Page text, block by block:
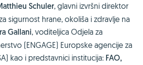
Schuler, glavni izvršni direktor
sigurnost hrane, okoliša i zdravlje na
Gallani, voditeljica Odjela za
(ENGAGE) Europske agencije za
kao i predstavnici institucija: FAO,